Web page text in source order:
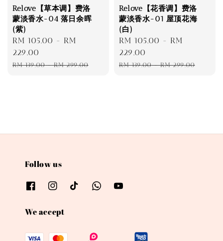
Relove【草本调】费洛
蒙淡香水-04 落日余晖
(紫)
Sale
price
RM 105.00 - RM
229.00
Regular
RM 139.00-RM 299.00
Relove【花香调】费洛
蒙淡香水-01 屋顶花海
(白)
Sale
price
RM 105.00 - RM
229.00
Regular
RM 139.00-RM 299.00
Follow us
We accept